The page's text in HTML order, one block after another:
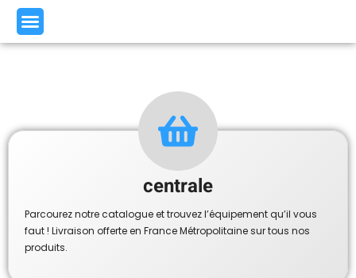
centrale
Parcourez notre catalogue et trouvez l’équipement qu’il vous
faut ! Livraison offerte en France Métropolitaine sur tous nos
produits.